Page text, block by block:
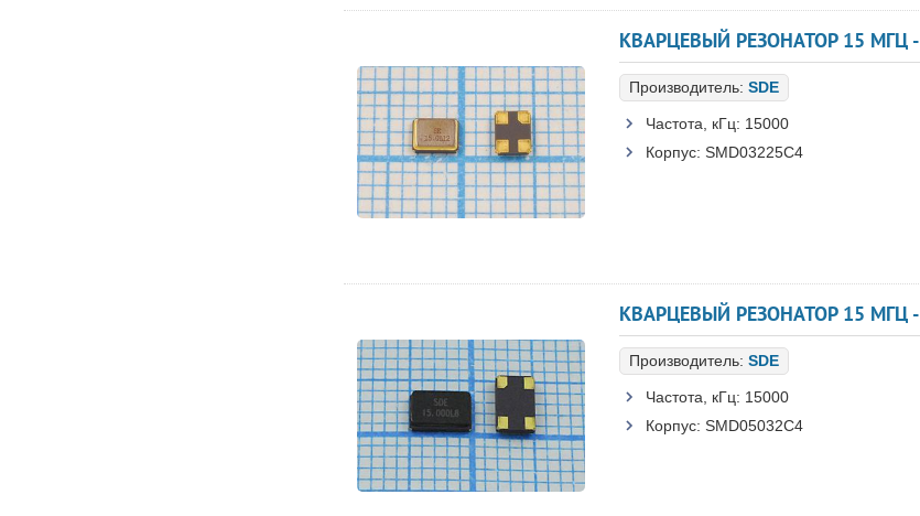
КВАРЦЕВЫЙ РЕЗОНАТОР 15 МГЦ -
Производитель: SDE
Частота, кГц: 15000
Корпус: SMD03225C4
КВАРЦЕВЫЙ РЕЗОНАТОР 15 МГЦ -
Производитель: SDE
Частота, кГц: 15000
Корпус: SMD05032C4